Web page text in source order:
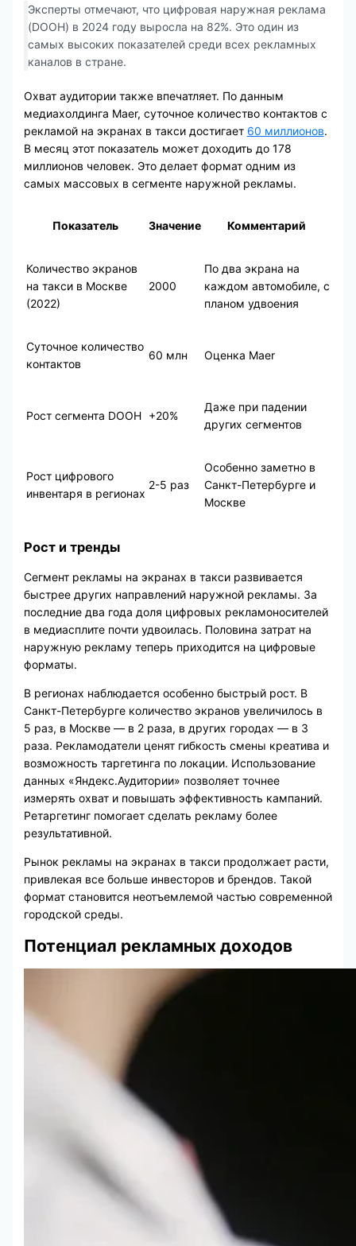
Эксперты отмечают, что цифровая наружная реклама
(DOOH) в 2024 году выросла на 82%. Это один из
самых высоких показателей среди всех рекламных
каналов в стране.
Охват аудитории также впечатляет. По данным
медиахолдинга Maer, суточное количество контактов с
рекламой на экранах в такси достигает 60 миллионов.
В месяц этот показатель может доходить до 178
миллионов человек. Это делает формат одним из
самых массовых в сегменте наружной рекламы.
Показатель Значение Комментарий
Количество экранов
на такси в Москве
(2022)
2000
По два экрана на
каждом автомобиле, с
планом удвоения
Суточное количество
контактов
60 млн Оценка Maer
Рост сегмента DOOH +20%
Даже при падении
других сегментов
Рост цифрового
инвентаря в регионах
2-5 раз
Особенно заметно в
Санкт-Петербурге и
Москве
Рост и тренды
Сегмент рекламы на экранах в такси развивается
быстрее других направлений наружной рекламы. За
последние два года доля цифровых рекламоносителей
в медиасплите почти удвоилась. Половина затрат на
наружную рекламу теперь приходится на цифровые
форматы.
В регионах наблюдается особенно быстрый рост. В
Санкт-Петербурге количество экранов увеличилось в
5 раз, в Москве — в 2 раза, в других городах — в 3
раза. Рекламодатели ценят гибкость смены креатива и
возможность таргетинга по локации. Использование
данных «Яндекс.Аудитории» позволяет точнее
измерять охват и повышать эффективность кампаний.
Ретаргетинг помогает сделать рекламу более
результативной.
Рынок рекламы на экранах в такси продолжает расти,
привлекая все больше инвесторов и брендов. Такой
формат становится неотъемлемой частью современной
городской среды.
Потенциал рекламных доходов